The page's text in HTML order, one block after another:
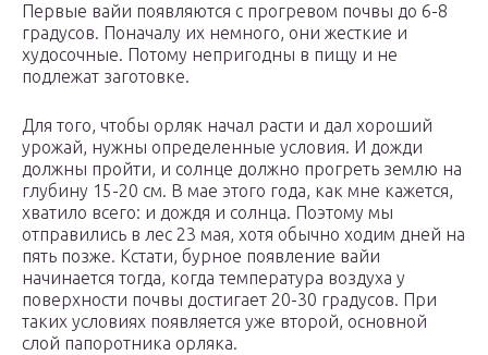
Первые вайи появляются с прогревом почвы до 6-8
градусов. Поначалу их немного, они жесткие и
худосочные. Потому непригодны в пищу и не
подлежат заготовке.
Для того, чтобы орляк начал расти и дал хороший
урожай, нужны определенные условия. И дожди
должны пройти, и солнце должно прогреть землю на
глубину 15-20 см. В мае этого года, как мне кажется,
хватило всего: и дождя и солнца. Поэтому мы
отправились в лес 23 мая, хотя обычно ходим дней на
пять позже. Кстати, бурное появление вайи
начинается тогда, когда температура воздуха у
поверхности почвы достигает 20-30 градусов. При
таких условиях появляется уже второй, основной
слой папоротника орляка.